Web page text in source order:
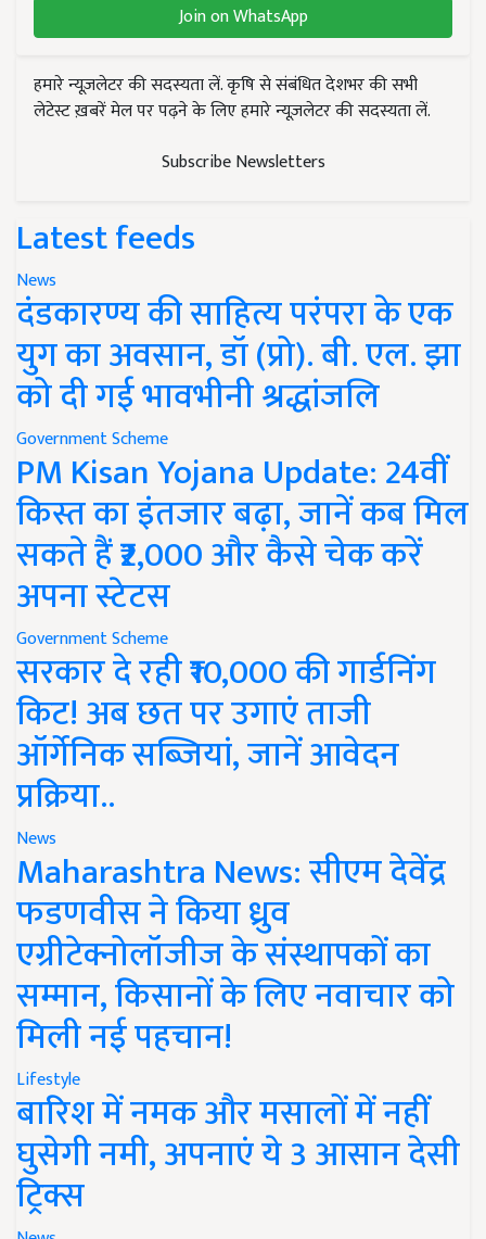
Join on WhatsApp
हमारे न्यूज़लेटर की सदस्यता लें. कृषि से संबंधित देशभर की सभी
लेटेस्ट ख़बरें मेल पर पढ़ने के लिए हमारे न्यूज़लेटर की सदस्यता लें.
Subscribe Newsletters
Latest feeds
News
दंडकारण्य की साहित्य परंपरा के एक
युग का अवसान, डॉ (प्रो). बी. एल. झा
को दी गई भावभीनी श्रद्धांजलि
Government Scheme
PM Kisan Yojana Update: 24वीं
किस्त का इंतजार बढ़ा, जानें कब मिल
सकते हैं ₹2,000 और कैसे चेक करें
अपना स्टेटस
Government Scheme
सरकार दे रही ₹10,000 की गार्डनिंग
किट! अब छत पर उगाएं ताजी
ऑर्गेनिक सब्जियां, जानें आवेदन
प्रक्रिया..
News
Maharashtra News: सीएम देवेंद्र
फडणवीस ने किया ध्रुव
एग्रीटेक्नोलॉजीज के संस्थापकों का
सम्मान, किसानों के लिए नवाचार को
मिली नई पहचान!
Lifestyle
बारिश में नमक और मसालों में नहीं
घुसेगी नमी, अपनाएं ये 3 आसान देसी
ट्रिक्स